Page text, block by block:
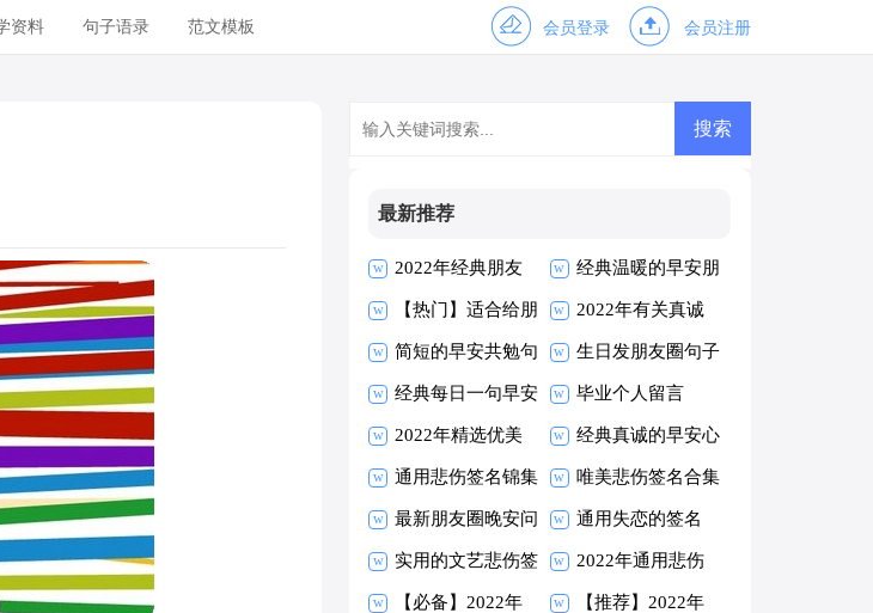
资料 句子语录 范文模板 会员登录 会员注册
最新推荐
2022年经典朋友
早安朋友圈问候语
30条
经典温暖的早安朋
友圈问候语26条
【热门】适合给朋
友的早安朋友圈问
候语摘录63句
2022年有关真诚
的早安心语朋友圈
摘录33句
简短的早安共勉句
子朋友圈摘录40
条
生日发朋友圈句子
经典每日一句早安
朋友圈问候语汇编
54句
毕业个人留言
2022年精选优美
的早安朋友圈问候
语摘录53句
经典真诚的早安心
语朋友圈17条
通用悲伤签名锦集
100条
唯美悲伤签名合集
60条
最新朋友圈晚安问
候语汇总145句
通用失恋的签名
95句
实用的文艺悲伤签
名汇编86条
2022年通用悲伤
的签名汇编80条
【必备】2022年 【推荐】2022年